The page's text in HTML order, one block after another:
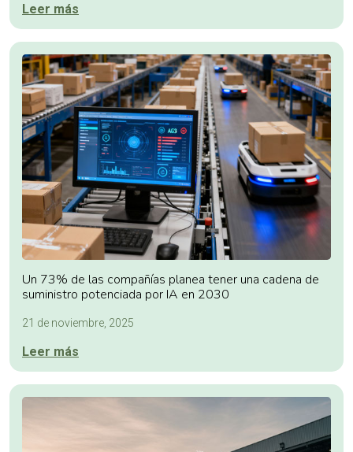
Leer más
Un 73% de las compañías planea tener una cadena de
suministro potenciada por IA en 2030
21 de noviembre, 2025
Leer más